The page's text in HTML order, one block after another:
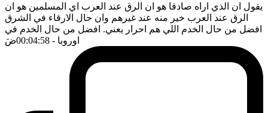
يقول ان الذي اراه صادقا هو ان الرق عند العرب اي المسلمين هو ان
الرق عند العرب خير منه عند غيرهم وان حال الارقاء في الشرق
افضل من حال الخدم اللي هم احرار يعني. افضل من حال الخدم في
اوروبا - 00:04:58 ضَ